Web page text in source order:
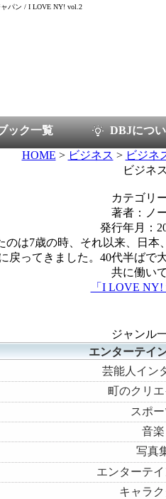
パン / I LOVE NY! vol.2
ック一覧 DBJにつ
HOME > ビジネス > ビジネ
ビジネス
カテゴリ
著者：ノ
発行年月：
のは7歳の時、それ以来、日
戻ってきました。40代半ば
共に働い
「I LOVE
ジャンル
エンターテイ
芸能人イン
町のクリ
スポ
音楽
写真
エンターテイ
キャラ